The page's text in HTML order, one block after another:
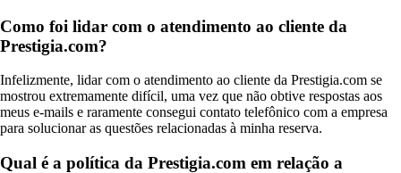
Como foi lidar com o atendimento ao cliente da
Prestigia.com?
Infelizmente, lidar com o atendimento ao cliente da Prestigia.com se
mostrou extremamente difícil, uma vez que não obtive respostas aos
meus e-mails e raramente consegui contato telefônico com a empresa
para solucionar as questões relacionadas à minha reserva.
Qual é a política da Prestigia.com em relação a